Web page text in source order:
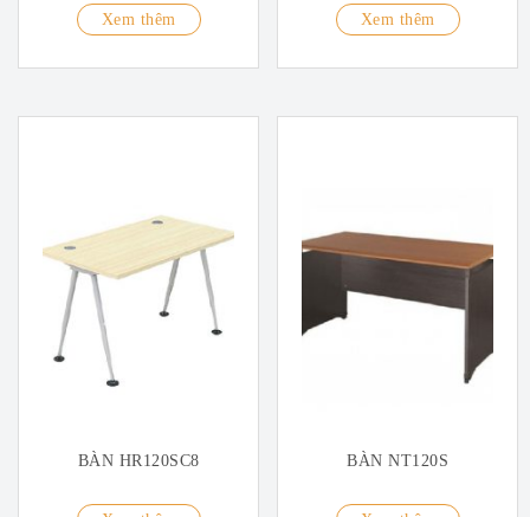
Xem thêm Xem thêm
BÀN HR120SC8 BÀN NT120S